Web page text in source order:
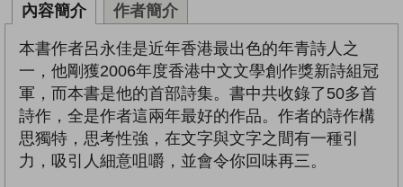
內容簡介 作者簡介
本書作者呂永佳是近年香港最出色的年青詩人之
一，他剛獲2006年度香港中文文學創作獎新詩組冠
軍，而本書是他的首部詩集。書中共收錄了50多首
詩作，全是作者這兩年最好的作品。作者的詩作構
思獨特，思考性強，在文字與文字之間有一種引
力，吸引人細意咀嚼，並會令你回味再三。